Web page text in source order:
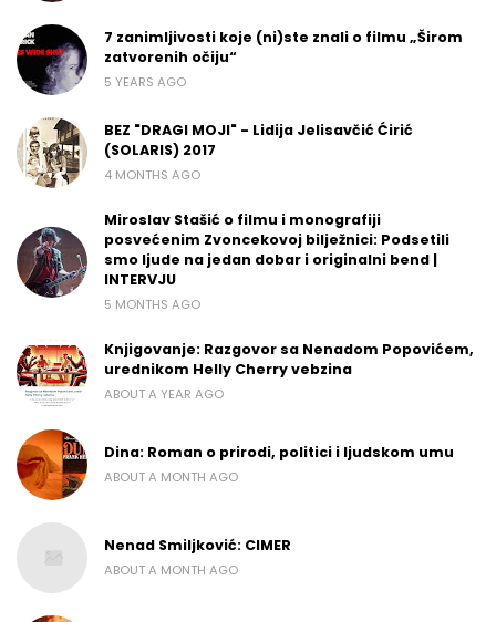
7 zanimljivosti koje (ni)ste znali o filmu „Širom
zatvorenih očiju“
5 YEARS AGO
BEZ "DRAGI MOJI" - Lidija Jelisavčić Ćirić
(SOLARIS) 2017
4 MONTHS AGO
Miroslav Stašić o filmu i monografiji
posvećenim Zvoncekovoj bilježnici: Podsetili
smo ljude na jedan dobar i originalni bend |
INTERVJU
5 MONTHS AGO
Knjigovanje: Razgovor sa Nenadom Popovićem,
urednikom Helly Cherry vebzina
ABOUT A YEAR AGO
Dina: Roman o prirodi, politici i ljudskom umu
ABOUT A MONTH AGO
Nenad Smiljković: CIMER
ABOUT A MONTH AGO